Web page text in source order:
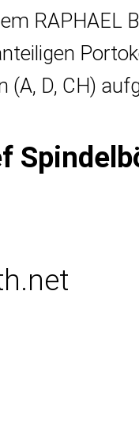
RAPHAEL
(A, D, CH)